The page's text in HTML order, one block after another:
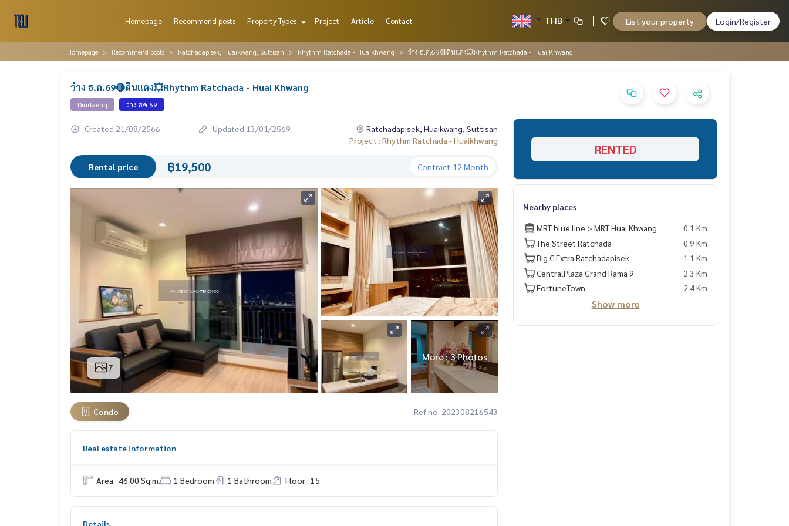
Homepage Recommend posts Property Types Project Article Contact THB List your property Login/Register
Homepage Recommend posts Ratchadapisek, Huaikwang, Suttisan Rhythm Ratchada - Huaikhwang ว่าง ธ.ค.69🔴ดินแดง💥Rhythm Ratchada - Huai Khwang
ว่าง ธ.ค.69🔴ดินแดง💥Rhythm Ratchada - Huai Khwang
Dindaeng ว่าง ธค 69
Created 21/08/2566 Updated 13/01/2569
Ratchadapisek, Huaikwang, Suttisan
Project : Rhythm Ratchada - Huaikhwang
Rental price ฿19,500 Contract 12 Month
7
More : 3 Photos
Condo Ref no. 202308216543
Real estate information
Area : 46.00 Sq.m. 1 Bedroom 1 Bathroom Floor : 15
Details
RENTED
Nearby places
MRT blue line > MRT Huai Khwang
0.1 Km
The Street Ratchada
0.9 Km
Big C Extra Ratchadapisek
1.1 Km
CentralPlaza Grand Rama 9
2.3 Km
FortuneTown
2.4 Km
Show more